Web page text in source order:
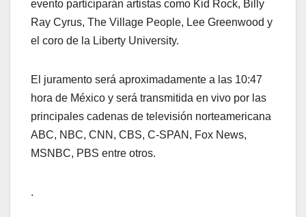
evento participarán artistas como Kid Rock, Billy
Ray Cyrus, The Village People, Lee Greenwood y
el coro de la Liberty University.
El juramento será aproximadamente a las 10:47
hora de México y será transmitida en vivo por las
principales cadenas de televisión norteamericana
ABC, NBC, CNN, CBS, C-SPAN, Fox News,
MSNBC, PBS entre otros.
.